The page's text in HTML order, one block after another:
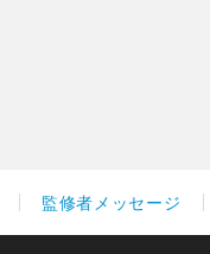
監修者メッセージ